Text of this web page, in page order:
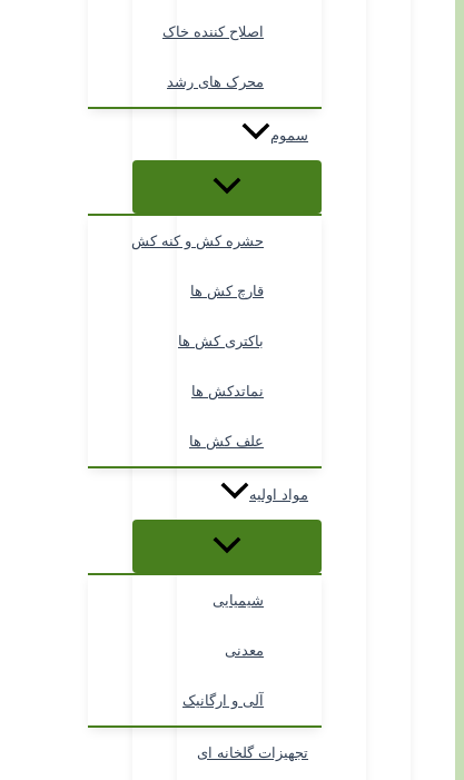
اصلاح کننده خاک
محرک های رشد
سموم
حشره کش و کنه کش
قارچ کش ها
باکتری کش ها
نماتدکش ها
علف کش ها
مواد اولیه
شیمیایی
معدنی
آلی و ارگانیک
تجهیزات گلخانه ای